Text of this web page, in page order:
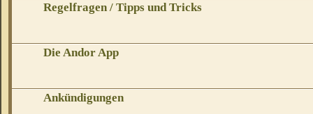
Regelfragen / Tipps und Tricks
Die Andor App
Ankündigungen